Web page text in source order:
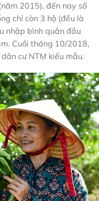
2015), đến nay số
chỉ còn 3 hộ (đều là
nhập bình quân đầu
Cuối tháng 10/2018,
cư NTM kiểu mẫu.